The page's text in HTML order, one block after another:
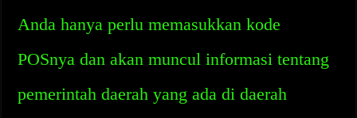
Anda hanya perlu memasukkan kode
POSnya dan akan muncul informasi tentang
pemerintah daerah yang ada di daerah